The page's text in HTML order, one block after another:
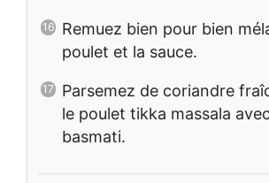
Remuez bien pour bien
poulet et la sauce.
Parsemez de coriandre
le poulet tikka massala
basmati.